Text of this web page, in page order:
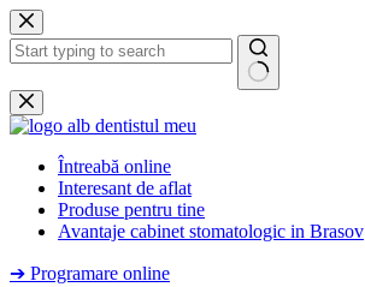
Sari
la
conținut
Niciun
rezultat
Întreabă online
Interesant de aflat
Produse pentru tine
Avantaje cabinet stomatologic in Brasov
➔ Programare online